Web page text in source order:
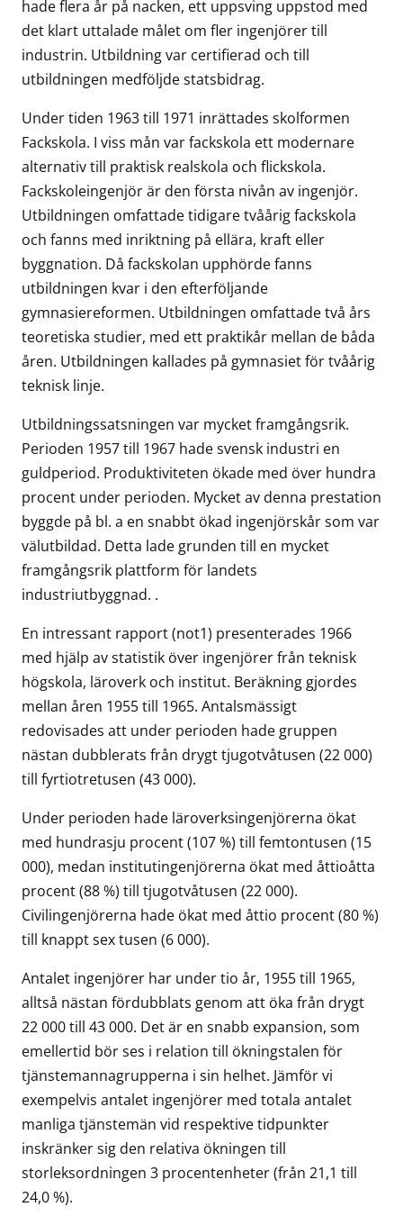
hade flera år på nacken, ett uppsving uppstod med
det klart uttalade målet om fler ingenjörer till
industrin. Utbildning var certifierad och till
utbildningen medföljde statsbidrag.
Under tiden 1963 till 1971 inrättades skolformen
Fackskola. I viss mån var fackskola ett modernare
alternativ till praktisk realskola och flickskola.
Fackskoleingenjör är den första nivån av ingenjör.
Utbildningen omfattade tidigare tvåårig fackskola
och fanns med inriktning på ellära, kraft eller
byggnation. Då fackskolan upphörde fanns
utbildningen kvar i den efterföljande
gymnasiereformen. Utbildningen omfattade två års
teoretiska studier, med ett praktikår mellan de båda
åren. Utbildningen kallades på gymnasiet för tvåårig
teknisk linje.
Utbildningssatsningen var mycket framgångsrik.
Perioden 1957 till 1967 hade svensk industri en
guldperiod. Produktiviteten ökade med över hundra
procent under perioden. Mycket av denna prestation
byggde på bl. a en snabbt ökad ingenjörskår som var
välutbildad. Detta lade grunden till en mycket
framgångsrik plattform för landets
industriutbyggnad. .
En intressant rapport (not1) presenterades 1966
med hjälp av statistik över ingenjörer från teknisk
högskola, läroverk och institut. Beräkning gjordes
mellan åren 1955 till 1965. Antalsmässigt
redovisades att under perioden hade gruppen
nästan dubblerats från drygt tjugotvåtusen (22 000)
till fyrtiotretusen (43 000).
Under perioden hade läroverksingenjörerna ökat
med hundrasju procent (107 %) till femtontusen (15
000), medan institutingenjörerna ökat med åttioåtta
procent (88 %) till tjugotvåtusen (22 000).
Civilingenjörerna hade ökat med åttio procent (80 %)
till knappt sex tusen (6 000).
Antalet ingenjörer har under tio år, 1955 till 1965,
alltså nästan fördubblats genom att öka från drygt
22 000 till 43 000. Det är en snabb expansion, som
emellertid bör ses i relation till ökningstalen för
tjänstemannagrupperna i sin helhet. Jämför vi
exempelvis antalet ingenjörer med totala antalet
manliga tjänstemän vid respektive tidpunkter
inskränker sig den relativa ökningen till
storleksordningen 3 procentenheter (från 21,1 till
24,0 %).